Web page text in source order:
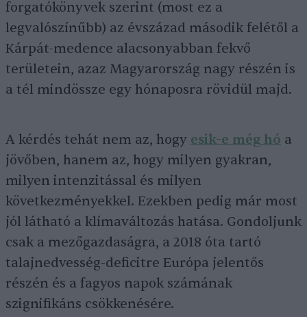
forgatókönyvek szerint (most ez a
legvalószínűbb) az évszázad második felétől a
Kárpát-medence alacsonyabban fekvő
területein, azaz Magyarország nagy részén is
a tél mindössze egy hónaposra rövidül majd.
A kérdés tehát nem az, hogy esik-e még hó a
jövőben, hanem az, hogy milyen gyakran,
milyen intenzitással és milyen
következményekkel. Ezekben pedig már most
jól látható a klímaváltozás hatása. Gondoljunk
csak a mezőgazdaságra, a 2018 óta tartó
talajnedvesség-deficitre Európa jelentős
részén és a fagyos napok számának
szignifikáns csökkenésére.